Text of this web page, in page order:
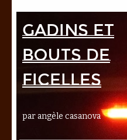
Gadins et
bouts de
ficelles
par angèle casanova